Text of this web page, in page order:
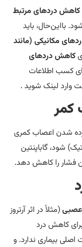
دردهای مرتبط
باید
مکانیکی (مانند
دردهای
اطلاعات
لینک شوید .
اعصاب کمری
گاباپنتین
را کاهش دهد.
(مثلاً در اثر آرتروز
کاهش درد
بیماری ندارد. و